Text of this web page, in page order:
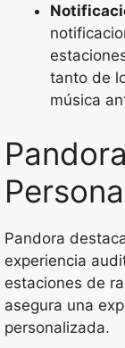
tanto de
música
Pandora
experiencia
estaciones de
asegura una
personalizada.